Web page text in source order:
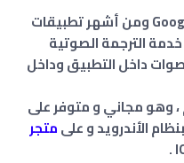
تطبيق مترجم جوجل Google Translate ومن أشهر تطبيقات
الترجمة الصوتية
داخل التطبيق وداخل
، وهو مجاني و متوفر على
الأندرويد و علىمتجر